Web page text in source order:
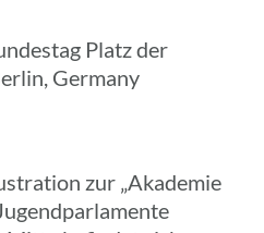
Platz der
Germany